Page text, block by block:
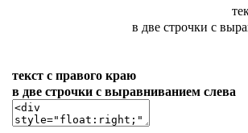
в две строчки с
текст с правого краю
в две строчки с выравниванием слева